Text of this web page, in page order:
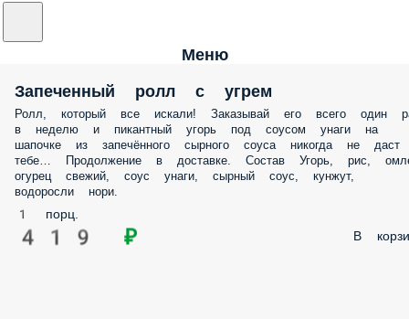
Меню
Запеченный ролл с угрем
Ролл, который все искали! Заказывай его всего один
в неделю и пикантный угорь под соусом унаги на
шапочке из запечённого сырного соуса никогда не даст
тебе… Продолжение в доставке. Состав Угорь, рис,
огурец свежий, соус унаги, сырный соус, кунжут,
водоросли нори.
1 порц.
419 ₽ В